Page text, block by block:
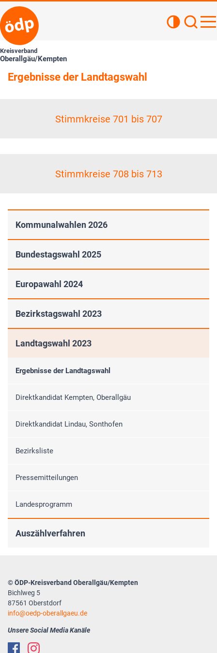
Kreisverband
Oberallgäu/Kempten
Ergebnisse der Landtagswahl
Stimmkreise 701 bis 707
Stimmkreise 708 bis 713
Kommunalwahlen 2026
Bundestagswahl 2025
Europawahl 2024
Bezirkstagswahl 2023
Landtagswahl 2023
Ergebnisse der Landtagswahl
Direktkandidat Kempten, Oberallgäu
Direktkandidat Lindau, Sonthofen
Bezirksliste
Pressemitteilungen
Landesprogramm
Auszählverfahren
© ÖDP-Kreisverband Oberallgäu/Kempten
Bichlweg 5
87561 Oberstdorf
info
oedp-oberallgaeu.de
Unsere Social Media Kanäle